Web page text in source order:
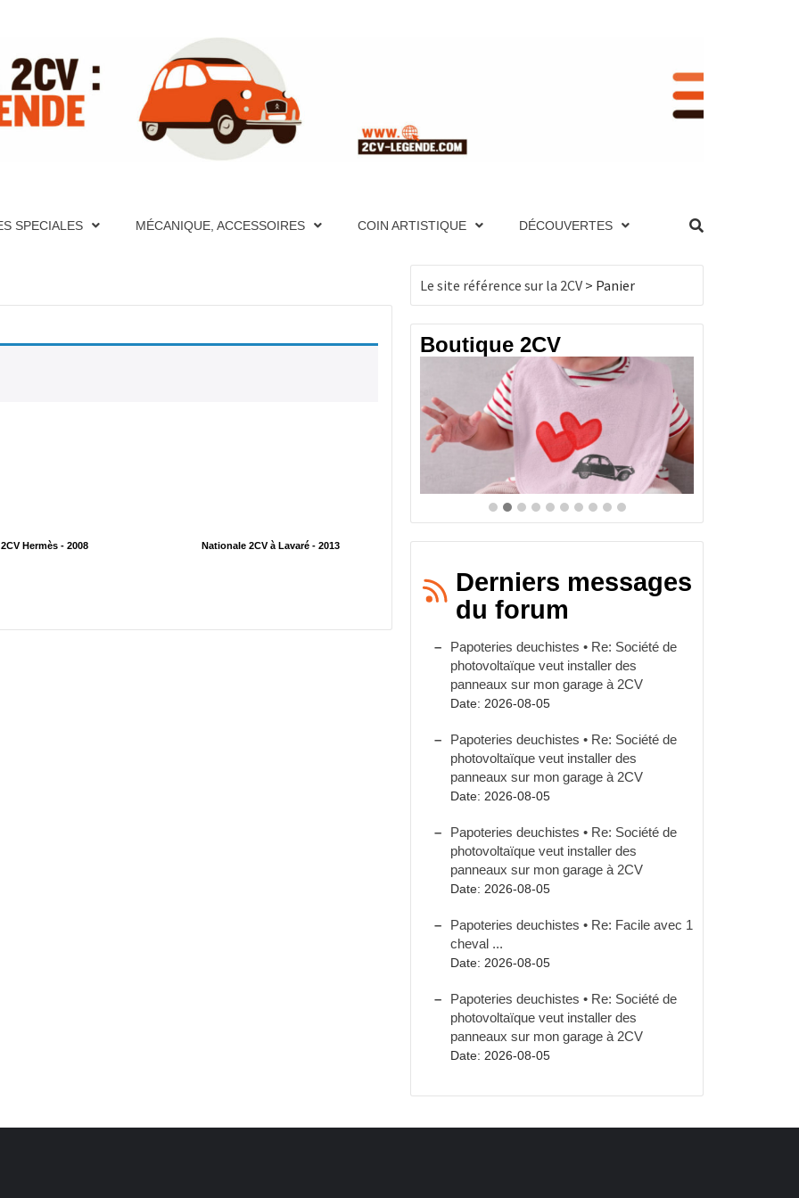
RÉFÉRENCE
LA 2CV
PHOTOS, AIDE MÉCANIQUE ET PAGES TECHNIQUES, MOTEUR, TRANSMISSION, ÉLECTRICITÉ,
DÉTAILLÉES DE TOUTES LES 2CV PAR ANNÉE, BOUTIQUE DE PRODUITS DÉRIVÉS…
SPECIALES MÉCANIQUE, ACCESSOIRES COIN ARTISTIQUE DÉCOUVERTES
2CV Hermès - 2008 Nationale 2CV à Lavaré - 2013
Le site référence sur la 2CV > Panier
Boutique 2CV
Derniers messages
du forum
Papoteries deuchistes • Re: Société de
photovoltaïque veut installer des
panneaux sur mon garage à 2CV
Date: 2026-08-05
Papoteries deuchistes • Re: Société de
photovoltaïque veut installer des
panneaux sur mon garage à 2CV
Date: 2026-08-05
Papoteries deuchistes • Re: Société de
photovoltaïque veut installer des
panneaux sur mon garage à 2CV
Date: 2026-08-05
Papoteries deuchistes • Re: Facile avec 1
cheval ...
Date: 2026-08-05
Papoteries deuchistes • Re: Société de
photovoltaïque veut installer des
panneaux sur mon garage à 2CV
Date: 2026-08-05